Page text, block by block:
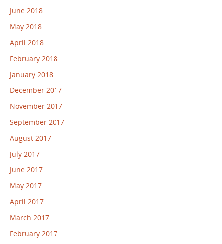
June 2018
May 2018
April 2018
February 2018
January 2018
December 2017
November 2017
September 2017
August 2017
July 2017
June 2017
May 2017
April 2017
March 2017
February 2017